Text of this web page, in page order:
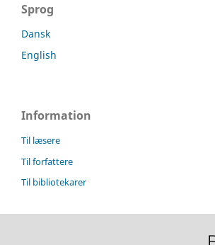
Sprog
Dansk
English
Information
Til læsere
Til forfattere
Til bibliotekarer